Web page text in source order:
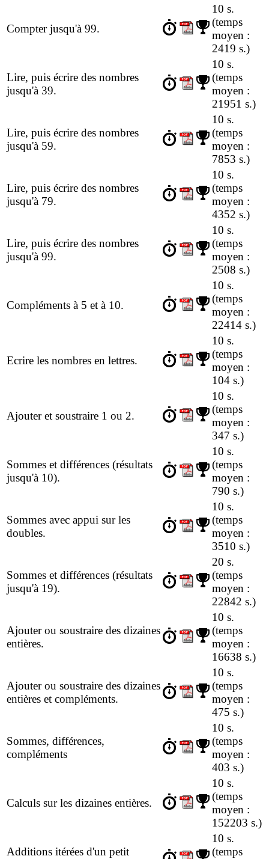
Compter jusqu'à 99.
10 s.
(temps
moyen :
2419 s.)
Lire, puis écrire des nombres
jusqu'à 39.
10 s.
(temps
moyen :
21951 s.)
Lire, puis écrire des nombres
jusqu'à 59.
10 s.
(temps
moyen :
7853 s.)
Lire, puis écrire des nombres
jusqu'à 79.
10 s.
(temps
moyen :
4352 s.)
Lire, puis écrire des nombres
jusqu'à 99.
10 s.
(temps
moyen :
2508 s.)
Compléments à 5 et à 10.
10 s.
(temps
moyen :
22414 s.)
Ecrire les nombres en lettres.
10 s.
(temps
moyen :
104 s.)
Ajouter et soustraire 1 ou 2.
10 s.
(temps
moyen :
347 s.)
Sommes et différences (résultats
jusqu'à 10).
10 s.
(temps
moyen :
790 s.)
Sommes avec appui sur les
doubles.
10 s.
(temps
moyen :
3510 s.)
Sommes et différences (résultats
jusqu'à 19).
20 s.
(temps
moyen :
22842 s.)
Ajouter ou soustraire des dizaines
entières.
10 s.
(temps
moyen :
16638 s.)
Ajouter ou soustraire des dizaines
entières et compléments.
10 s.
(temps
moyen :
475 s.)
Sommes, différences,
compléments
10 s.
(temps
moyen :
403 s.)
Calculs sur les dizaines entières.
10 s.
(temps
moyen :
152203 s.)
Additions itérées d'un petit
10 s.
(temps